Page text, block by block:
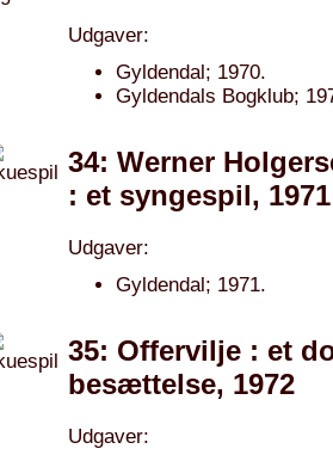
Udgaver:
Gyldendal; 1970.
Gyldendals Bogklub;
34: Werner
: et syngespil, 1971
Udgaver:
Gyldendal; 1971.
35: Offervilje : et
besættelse, 1972
Udgaver: